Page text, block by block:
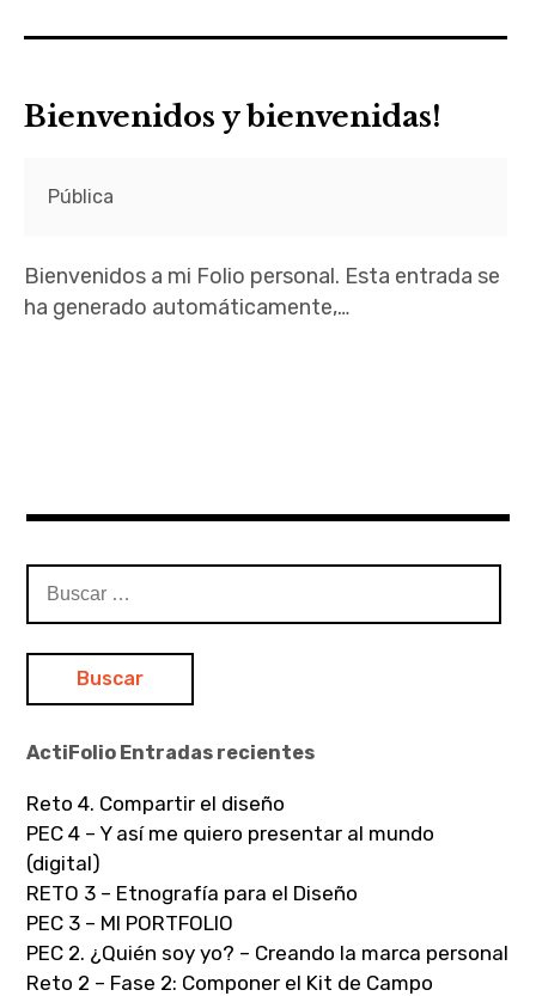
Bienvenidos y bienvenidas!
Pública
Bienvenidos a mi Folio personal. Esta entrada se
ha generado automáticamente,…
ActiFolio Entradas recientes
Reto 4. Compartir el diseño
PEC 4 – Y así me quiero presentar al mundo
(digital)
RETO 3 – Etnografía para el Diseño
PEC 3 – MI PORTFOLIO
PEC 2. ¿Quién soy yo? – Creando la marca personal
Reto 2 – Fase 2: Componer el Kit de Campo